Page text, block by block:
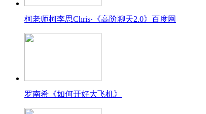
柯老师柯李思Chris·《高阶聊天2.0》百度网
罗南希《如何开好大飞机》